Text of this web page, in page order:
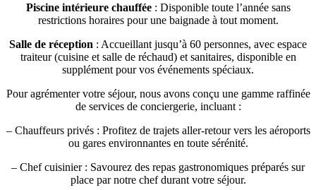
Piscine intérieure chauffée: Disponible toute l’année sans
restrictions horaires pour une baignade à tout moment.
Salle de réception : Accueillant jusqu’à 60 personnes, avec espace
traiteur (cuisine et salle de réchaud) et sanitaires, disponible en
supplément pour vos événements spéciaux.
Pour agrémenter votre séjour, nous avons conçu une gamme raffinée
de services de conciergerie, incluant :
– Chauffeurs privés : Profitez de trajets aller-retour vers les aéroports
ou gares environnantes en toute sérénité.
– Chef cuisinier : Savourez des repas gastronomiques préparés sur
place par notre chef durant votre séjour.